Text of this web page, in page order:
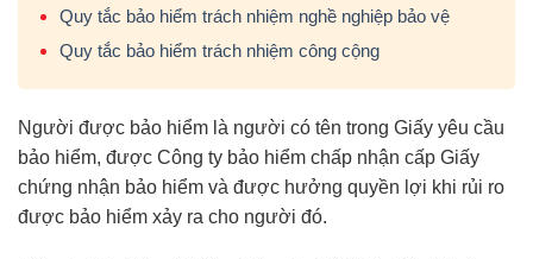
Quy tắc bảo hiểm trách nhiệm nghề nghiệp bảo vệ
Quy tắc bảo hiểm trách nhiệm công cộng
Người được bảo hiểm là người có tên trong Giấy yêu cầu
bảo hiểm, được Công ty bảo hiểm chấp nhận cấp Giấy
chứng nhận bảo hiểm và được hưởng quyền lợi khi rủi ro
được bảo hiểm xảy ra cho người đó.